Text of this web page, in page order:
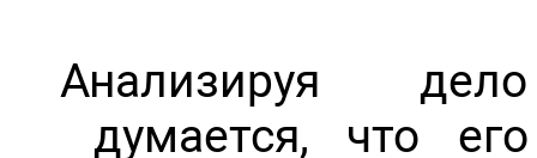
Анализируя
думается, что его